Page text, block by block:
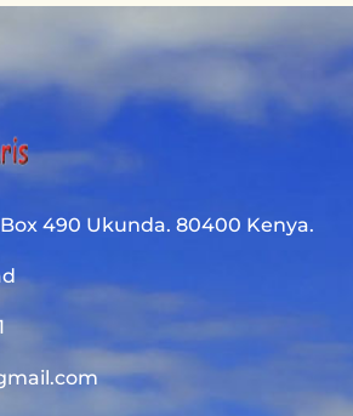
Box 490 Ukunda. 80400 Kenya.